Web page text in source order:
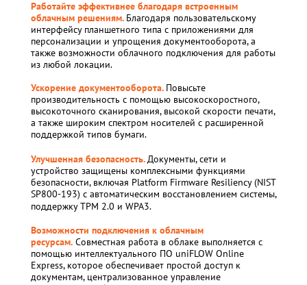
Работайте эффективнее благодаря встроенным
облачным решениям. Благодаря пользовательскому
интерфейсу планшетного типа с приложениями для
персонализации и упрощения документооборота, а
также возможности облачного подключения для работы
из любой локации.
Ускорение документооборота. Повысьте
производительность с помощью высокоскоростного,
высокоточного сканирования, высокой скорости печати,
а также широким спектром носителей с расширенной
поддержкой типов бумаги.
Улучшенная безопасность. Документы, сети и
устройство защищены комплексными функциями
безопасности, включая Platform Firmware Resiliency (NIST
SP800-193) с автоматическим восстановлением системы,
поддержку TPM 2.0 и WPA3.
Возможности подключения к облачным
ресурсам. Совместная работа в облаке выполняется с
помощью интеллектуального ПО uniFLOW Online
Express, которое обеспечивает простой доступ к
документам, централизованное управление